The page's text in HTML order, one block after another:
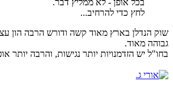
בכל אופן - לא ממליץ דבר.
לחץ כדי להרחיב...
שוק הנדלן בארץ מאוד קשה ודורש הרבה הון
גבוהה מאוד.
בחו"ל יש הזדמנויות יותר נגישות, והרבה יותר